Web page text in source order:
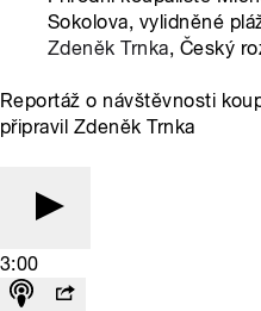
Sokolova, vylidněné
Zdeněk Trnka, Český
Reportáž o návštěvnosti
připravil Zdeněk Trnka
3:00